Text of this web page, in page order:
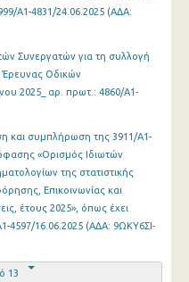
Α1-4831/24.06.2025 (ΑΔΑ:
Συνεργατών για τη συλλογή
Έρευνας Οδικών
2025_ αρ. πρωτ.: 4860/Α1-
και συμπλήρωση της 3911/Α1-
«Ορισμός Ιδιωτών
της στατιστικής
Επικοινωνίας και
έτους 2025», όπως έχει
4597/16.06.2025 (ΑΔΑ: 9ΩΚΥ6ΣΙ-
13